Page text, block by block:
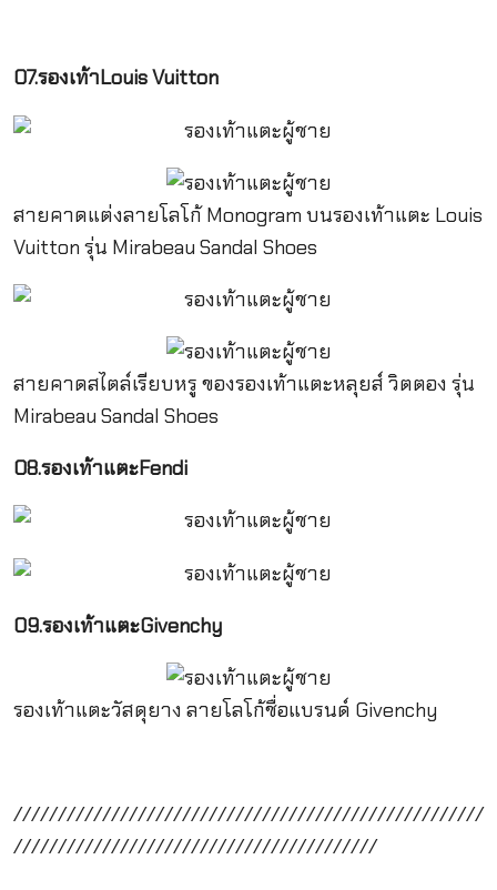
07.รองเท้าLouis Vuitton
สายคาดแต่งลายโลโก้ Monogram บนรองเท้าแตะ Louis
Vuitton รุ่น Mirabeau Sandal Shoes
สายคาดสไตล์เรียบหรู ของรองเท้าแตะหลุยส์ วิตตอง รุ่น
Mirabeau Sandal Shoes
08.รองเท้าแตะFendi
09.รองเท้าแตะGivenchy
รองเท้าแตะวัสดุยาง ลายโลโก้ชื่อแบรนด์ Givenchy
/////////////////////////////////////////////////////
/////////////////////////////////////////